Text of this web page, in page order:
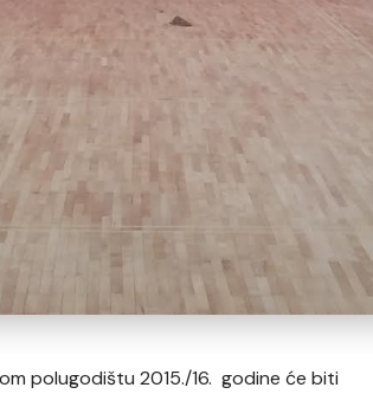
polugodištu 2015./16. godine će biti